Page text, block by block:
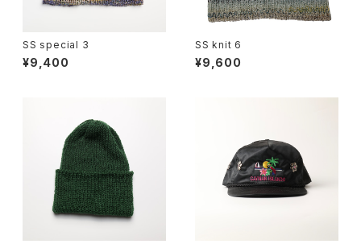
SS special 3
¥9,400
SS knit 6
¥9,600